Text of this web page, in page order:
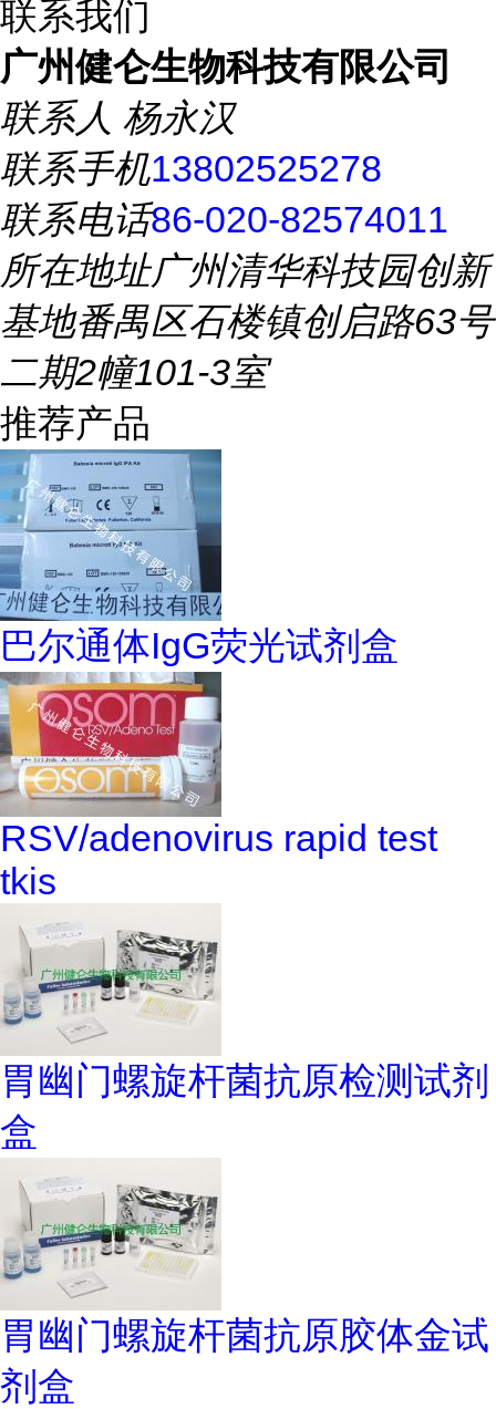
联系我们
广州健仑生物科技有限公司
联系人 杨永汉
联系手机13802525278
联系电话86-020-82574011
所在地址广州清华科技园创新
基地番禺区石楼镇创启路63号
二期2幢101-3室
推荐产品
巴尔通体IgG荧光试剂盒
RSV/adenovirus rapid test
tkis
胃幽门螺旋杆菌抗原检测试剂
盒
胃幽门螺旋杆菌抗原胶体金试
剂盒